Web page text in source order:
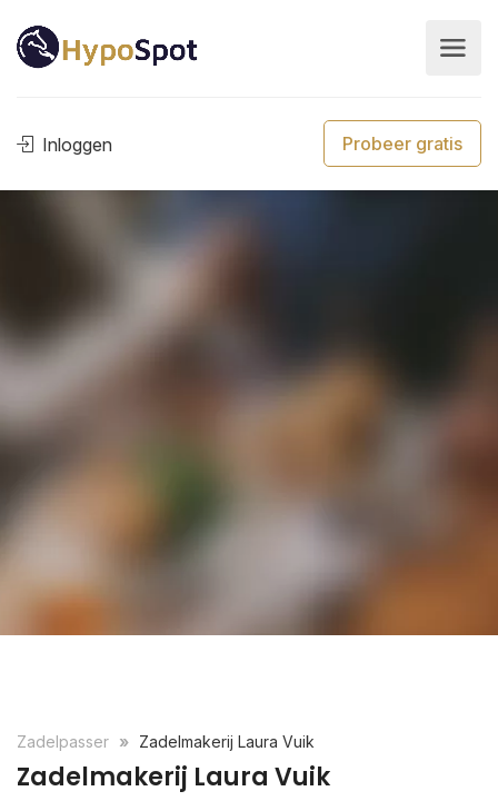
Inloggen Probeer gratis
Zadelpasser Zadelmakerij Laura Vuik
Zadelmakerij Laura Vuik